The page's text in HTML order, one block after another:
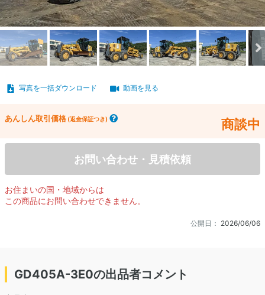
写真を一括ダウンロード 動画を見る
あんしん取引価格 (返金保証つき) 商談中
お問い合わせ・見積依頼
お住まいの国・地域からは
この商品にお問い合わせできません。
公開日： 2026/06/06
GD405A-3E0の出品者コメント